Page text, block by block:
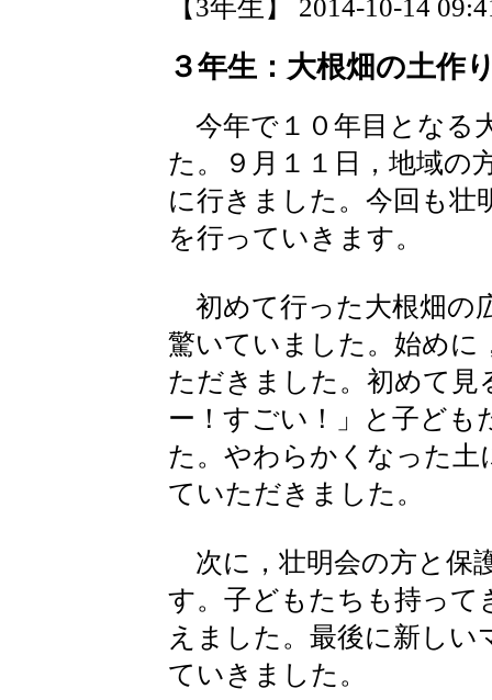
【3年生】 2014-10-14
３年生：大根畑の土作
今年で１０年目となる
た。９月１１日，地域の
に行きました。今回も壮
を行っていきます。
初めて行った大根畑の
驚いていました。始めに
ただきました。初めて見
ー！すごい！」と子ども
た。やわらかくなった土
ていただきました。
次に，壮明会の方と保
す。子どもたちも持っ
えました。最後に新し
ていきました。